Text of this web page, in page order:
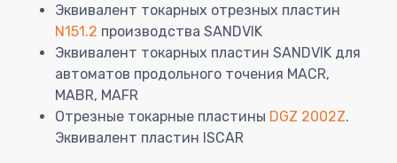
Эквивалент токарных отрезных пластин
N151.2 производства SANDVIK
Эквивалент токарных пластин SANDVIK для
автоматов продольного точения MACR,
MABR, MAFR
Отрезные токарные пластины DGZ 2002Z.
Эквивалент пластин ISCAR